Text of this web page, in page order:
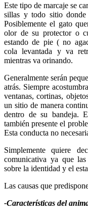
Este tipo de marcaje se
sillas y todo sitio
Posiblemente el gato
olor de su protector o
estando de pie ( no
cola levantada y va
mientras va orinando.
Generalmente serán
atrás. Siempre
ventanas, cortinas,
un sitio de manera
dentro de su bandeja.
también presente el
Esta conducta no
Simplemente quiere
comunicativa ya que
sobre la identidad y el
Las causas que
-Características del